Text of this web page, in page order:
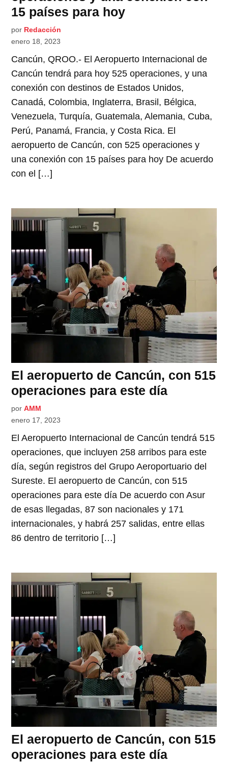
15 países para hoy
por Redacción
enero 18, 2023
Cancún, QROO.- El Aeropuerto Internacional de
Cancún tendrá para hoy 525 operaciones, y una
conexión con destinos de Estados Unidos,
Canadá, Colombia, Inglaterra, Brasil, Bélgica,
Venezuela, Turquía, Guatemala, Alemania, Cuba,
Perú, Panamá, Francia, y Costa Rica. El
aeropuerto de Cancún, con 525 operaciones y
una conexión con 15 países para hoy De acuerdo
con el […]
El aeropuerto de Cancún, con 515
operaciones para este día
por AMM
enero 17, 2023
El Aeropuerto Internacional de Cancún tendrá 515
operaciones, que incluyen 258 arribos para este
día, según registros del Grupo Aeroportuario del
Sureste. El aeropuerto de Cancún, con 515
operaciones para este día De acuerdo con Asur
de esas llegadas, 87 son nacionales y 171
internacionales, y habrá 257 salidas, entre ellas
86 dentro de territorio […]
El aeropuerto de Cancún, con 515
operaciones para este día